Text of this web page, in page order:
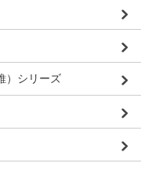
）シリーズ